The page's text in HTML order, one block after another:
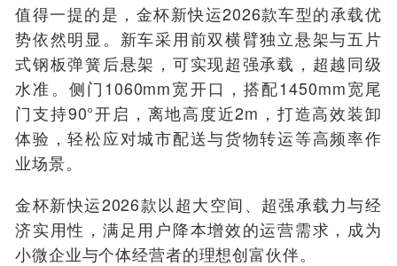
值得一提的是，金杯新快运2026款车型的承载优
势依然明显。新车采用前双横臂独立悬架与五片
式钢板弹簧后悬架，可实现超强承载，超越同级
水准。侧门1060mm宽开口，搭配1450mm宽尾
门支持90°开启，离地高度近2m，打造高效装卸
体验，轻松应对城市配送与货物转运等高频率作
业场景。
金杯新快运2026款以超大空间、超强承载力与经
济实用性，满足用户降本增效的运营需求，成为
小微企业与个体经营者的理想创富伙伴。